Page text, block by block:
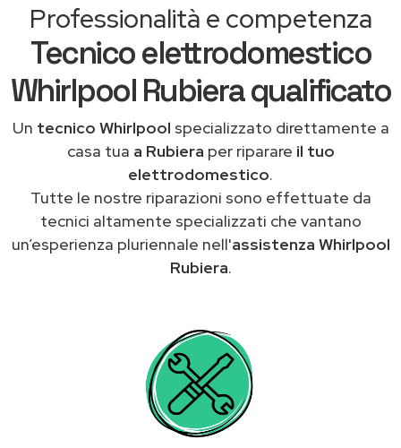
Professionalità e competenza
Tecnico elettrodomestico
Whirlpool Rubiera qualificato
Un tecnico Whirlpool specializzato direttamente a
casa tua a Rubiera per riparare il tuo
elettrodomestico.
Tutte le nostre riparazioni sono effettuate da
tecnici altamente specializzati che vantano
un’esperienza pluriennale nell'assistenza Whirlpool
Rubiera.